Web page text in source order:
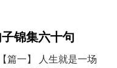
锦集六十句
篇一】 人生就是一场